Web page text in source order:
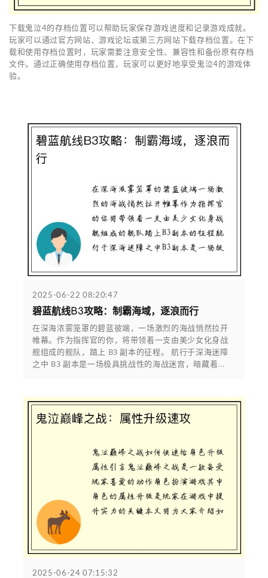
下载鬼泣4的存档位置可以帮助玩家保存游戏进度和记录游戏成就。
玩家可以通过官方网站、游戏论坛或第三方网站下载存档位置。在下
载和使用存档位置时，玩家需要注意安全性、兼容性和备份原有存档
文件。通过正确使用存档位置，玩家可以更好地享受鬼泣4的游戏体
验。
2025-06-22 08:20:47
碧蓝航线B3攻略：制霸海域，逐浪而行
在深海浓雾笼罩的碧蓝彼端，一场激烈的海战悄然拉开
帷幕。作为指挥官的你，将带领着一支由美少女化身战
舰组成的舰队，踏上 B3 副本的征程。 航行于深海迷障
之中 B3 副本是一场极具挑战性的海战迷宫，暗藏着...
2025-06-24 07:15:32